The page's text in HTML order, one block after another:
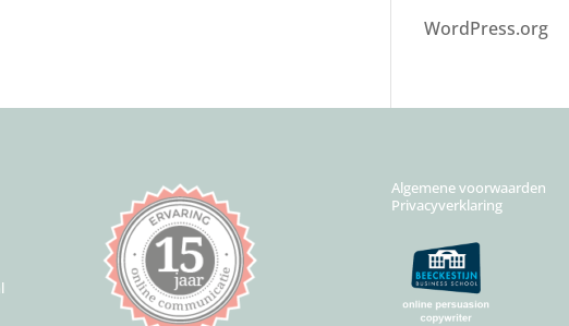
WordPress.org
Algemene voorwaarden
Privacyverklaring